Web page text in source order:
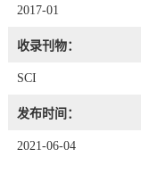
2017-01
收录刊物：
SCI
发布时间：
2021-06-04